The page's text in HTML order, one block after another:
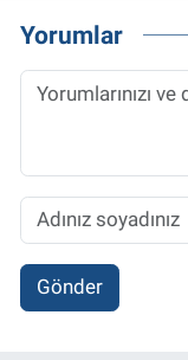
Yorumlar
Gönder